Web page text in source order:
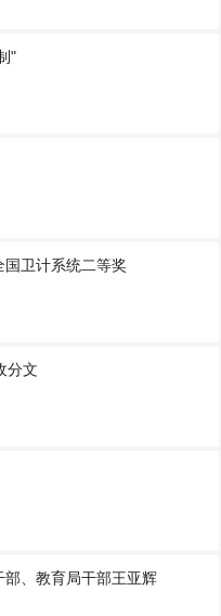
"
卫计系统二等奖
分文
、教育局干部王亚辉